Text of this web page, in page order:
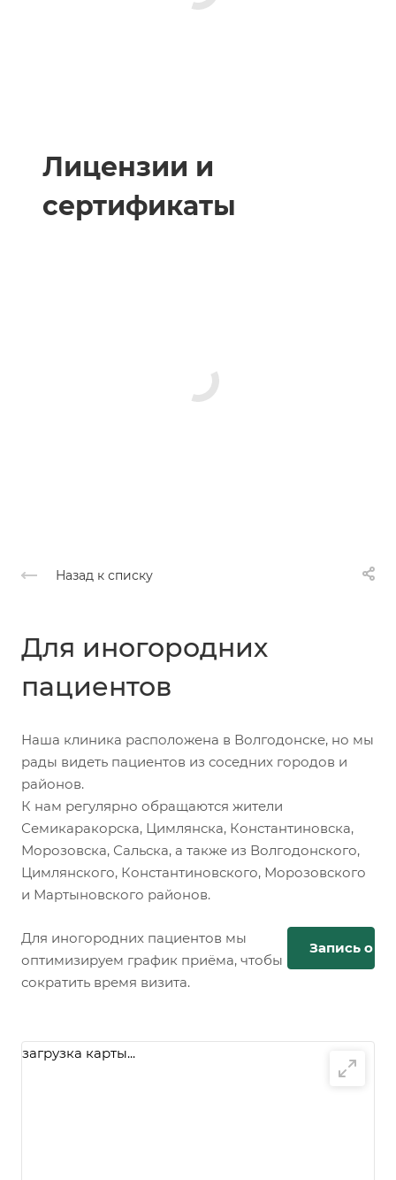
Лицензии и
сертификаты
Назад к списку
Для иногородних
пациентов
Наша клиника расположена в Волгодонске, но мы
рады видеть пациентов из соседних городов и
районов.
К нам регулярно обращаются жители
Семикаракорска, Цимлянска, Константиновска,
Морозовска, Сальска, а также из Волгодонского,
Цимлянского, Константиновского, Морозовского
и Мартыновского районов.
Для иногородних пациентов мы
оптимизируем график приёма, чтобы
сократить время визита.
Запись
загрузка карты...